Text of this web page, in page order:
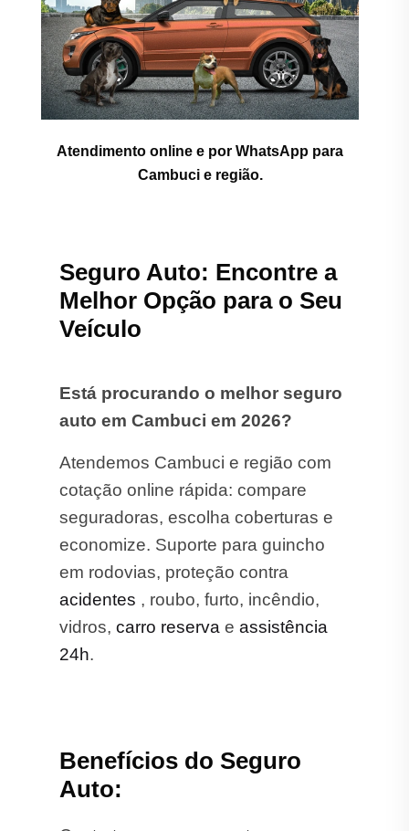
Atendimento online e por WhatsApp para
Cambuci e região.
Seguro Auto: Encontre a
Melhor Opção para o Seu
Veículo
Está procurando o melhor seguro
auto em Cambuci em 2026?
Atendemos Cambuci e região com
cotação online rápida: compare
seguradoras, escolha coberturas e
economize. Suporte para guincho
em rodovias, proteção contra
acidentes , roubo, furto, incêndio,
vidros, carro reserva e assistência
24h.
Benefícios do Seguro
Auto: